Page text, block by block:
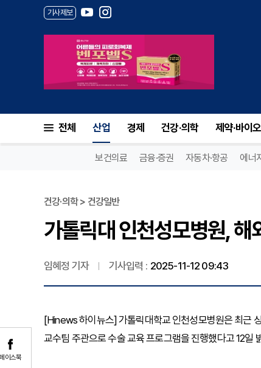
기사제보
전체 산업 경제 건강·의학 제약·바이오
보건의료 금융·증권 자동차·항공 에너지
이스북
건강·의학 > 건강일반
가톨릭대 인천성모병원, 해
임혜정 기자 기사입력 : 2025-11-12 09:43
[Hinews 하이뉴스] 가톨릭대학교 인천성모병원은 최근
교수팀 주관으로 수술 교육 프로그램을 진행했다고 12일